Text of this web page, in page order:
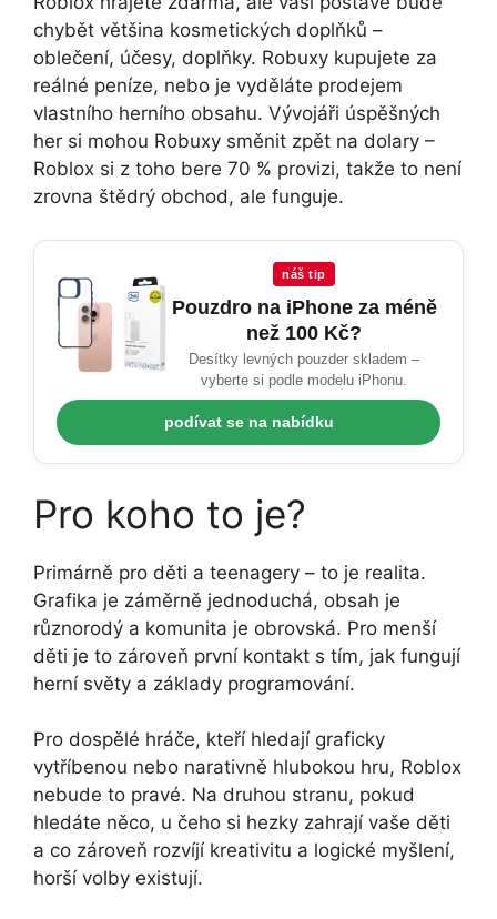
chybět většina kosmetických doplňků –
oblečení, účesy, doplňky. Robuxy kupujete za
reálné peníze, nebo je vyděláte prodejem
vlastního herního obsahu. Vývojáři úspěšných
her si mohou Robuxy směnit zpět na dolary –
Roblox si z toho bere 70 % provizi, takže to není
zrovna štědrý obchod, ale funguje.
náš tip
Pouzdro na iPhone za méně
než 100 Kč?
Desítky levných pouzder skladem –
vyberte si podle modelu iPhonu.
podívat se na nabídku
Pro koho to je?
Primárně pro děti a teenagery – to je realita.
Grafika je záměrně jednoduchá, obsah je
různorodý a komunita je obrovská. Pro menší
děti je to zároveň první kontakt s tím, jak fungují
herní světy a základy programování.
Pro dospělé hráče, kteří hledají graficky
vytříbenou nebo narativně hlubokou hru, Roblox
nebude to pravé. Na druhou stranu, pokud
hledáte něco, u čeho si hezky zahrají vaše děti
a co zároveň rozvíjí kreativitu a logické myšlení,
horší volby existují.